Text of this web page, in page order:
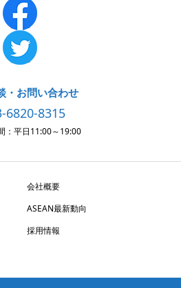
・お問い合わせ
6820-8315
：平日11:00～19:00
会社概要
ASEAN最新動向
採用情報